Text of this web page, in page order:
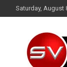
to
Saturday, August